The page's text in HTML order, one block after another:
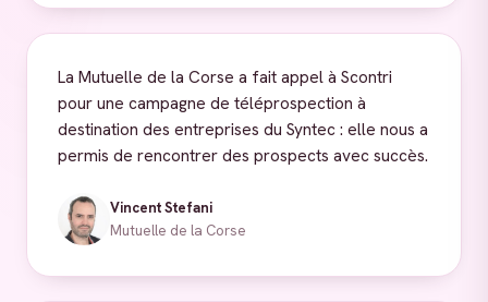
La Mutuelle de la Corse a fait appel à Scontri
pour une campagne de téléprospection à
destination des entreprises du Syntec : elle nous a
permis de rencontrer des prospects avec succès.
Vincent Stefani
Mutuelle de la Corse